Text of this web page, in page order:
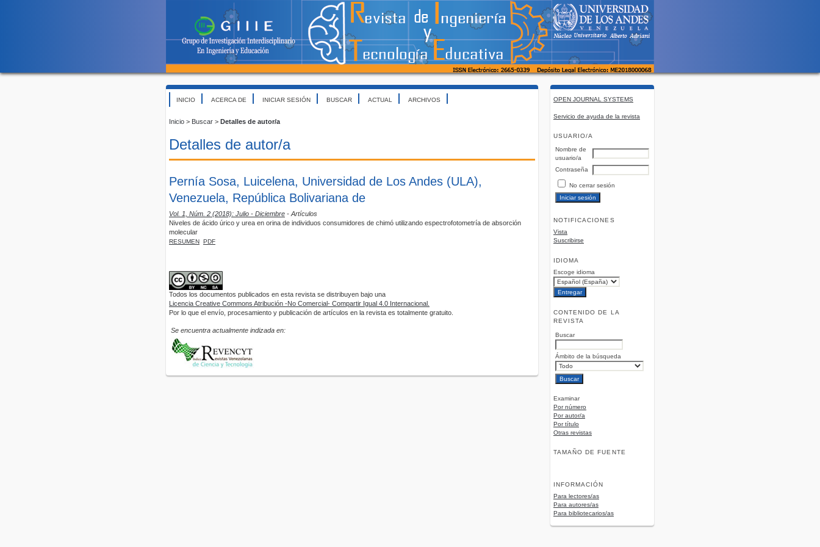
OPEN JOURNAL SYSTEMS
Servicio de ayuda de la revista
USUARIO/A
Nombre de
usuario/a
Contraseña
No cerrar sesión
NOTIFICACIONES
Vista
Suscribirse
IDIOMA
Escoge idioma
CONTENIDO DE LA
REVISTA
Buscar
Ámbito de la búsqueda
Examinar
Por número
Por autor/a
Por título
Otras revistas
TAMAÑO DE FUENTE
INFORMACIÓN
Para lectores/as
Para autores/as
Para bibliotecarios/as
INICIO ACERCA DE INICIAR SESIÓN BUSCAR ACTUAL ARCHIVOS
Inicio > Buscar > Detalles de autor/a
Detalles de autor/a
Pernía Sosa, Luicelena, Universidad de Los Andes (ULA),
Venezuela, República Bolivariana de
Vol. 1, Núm. 2 (2018): Julio - Diciembre - Artículos
Niveles de ácido úrico y urea en orina de individuos consumidores de chimó utilizando espectrofotometría de absorción
molecular
RESUMEN PDF
Todos los documentos publicados en esta revista se distribuyen bajo una
Licencia Creative Commons Atribución -No Comercial- Compartir Igual 4.0 Internacional.
Por lo que el envío, procesamiento y publicación de artículos en la revista es totalmente gratuito.
Se encuentra actualmente indizada en: